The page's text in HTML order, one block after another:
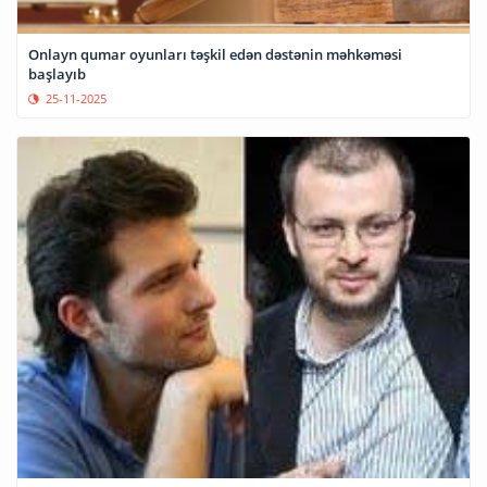
Onlayn qumar oyunları təşkil edən dəstənin məhkəməsi
başlayıb
25-11-2025